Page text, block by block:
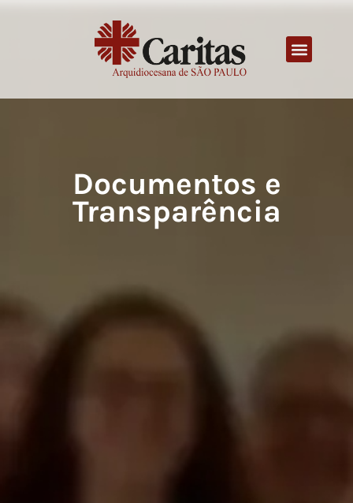
Documentos e
Transparência